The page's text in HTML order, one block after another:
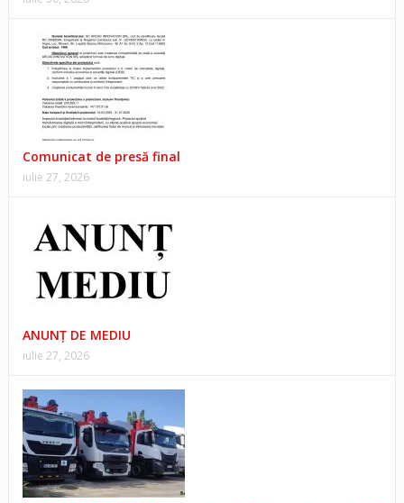
Comunicat de presă final
iulie 27, 2026
ANUNŢ DE MEDIU
iulie 27, 2026